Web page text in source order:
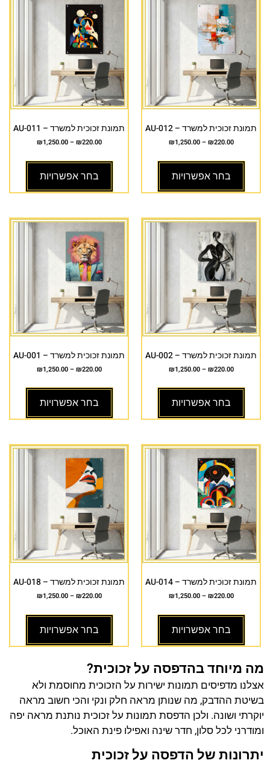
תמונת זכוכית למשרד – AU-012
₪220.00
–
₪1,250.00
בחר אפשרויות
תמונת זכוכית למשרד – AU-011
₪220.00
–
₪1,250.00
בחר אפשרויות
תמונת זכוכית למשרד – AU-002
₪220.00
–
₪1,250.00
בחר אפשרויות
תמונת זכוכית למשרד – AU-001
₪220.00
–
₪1,250.00
בחר אפשרויות
תמונת זכוכית למשרד – AU-014
₪220.00
–
₪1,250.00
בחר אפשרויות
תמונת זכוכית למשרד – AU-018
₪220.00
–
₪1,250.00
בחר אפשרויות
מה מיוחד בהדפסה על זכוכית?
אצלנו מדפיסים תמונות ישירות על הזכוכית מחוסמת ולא
בשיטת ההדבק, מה שנותן מראה חלק ונקי והכי חשוב מראה
יוקרתי ושונה. ולכן הדפסת תמונות על זכוכית נותנת מראה יפה
ומודרני לכל סלון, חדר שינה ואפילו פינת האוכל.
יתרונות של הדפסה על זכוכית